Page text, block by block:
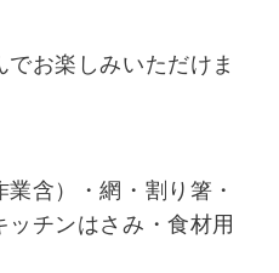
お楽しみいただけま
含）・網・割り箸・
チンはさみ・食材用